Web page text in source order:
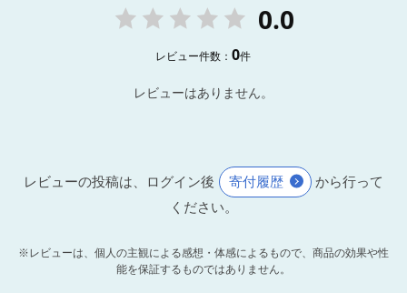
0.0
レビュー件数：0件
レビューはありません。
レビューの投稿は、ログイン後 寄付履歴
から行って
ください。
※レビューは、個人の主観による感想・体感によるもので、商品の効果や性
能を保証するものではありません。